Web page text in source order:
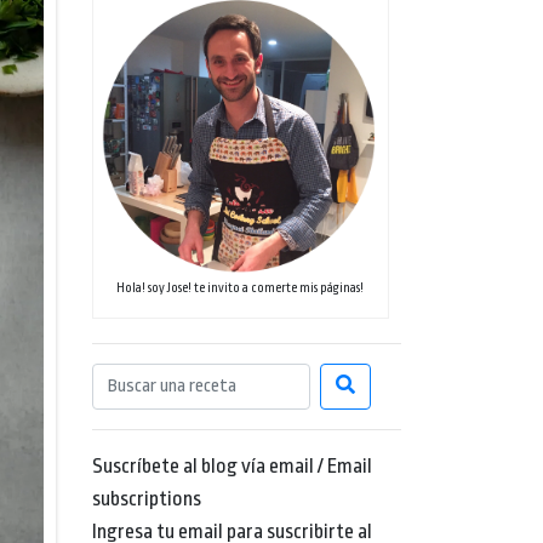
Hola! soy Jose! te invito a comerte mis páginas!
Suscríbete al blog vía email / Email
subscriptions
Ingresa tu email para suscribirte al